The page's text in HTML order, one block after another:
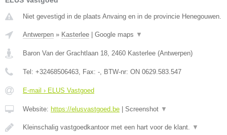
Niet gevestigd in de plaats Anvaing en in de provincie Henegouwen.
Antwerpen » Kasterlee Google maps ▼
Baron Van der Grachtlaan 18, 2460 Kasterlee (Antwerpen)
Tel: +32468506463, Fax: -, BTW-nr: ON 0629.583.547
E-mail › ELUS Vastgoed
Website: https://elusvastgoed.be Screenshot ▼
Kleinschalig vastgoedkantoor met een hart voor de klant. ▼